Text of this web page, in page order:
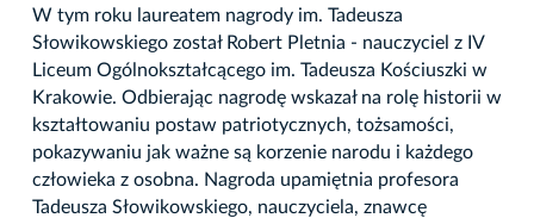
W tym roku laureatem nagrody im. Tadeusza
Słowikowskiego został Robert Pletnia - nauczyciel z IV
Liceum Ogólnokształcącego im. Tadeusza Kościuszki w
Krakowie. Odbierając nagrodę wskazał na rolę historii w
kształtowaniu postaw patriotycznych, tożsamości,
pokazywaniu jak ważne są korzenie narodu i każdego
człowieka z osobna. Nagroda upamiętnia profesora
Tadeusza Słowikowskiego, nauczyciela, znawcę